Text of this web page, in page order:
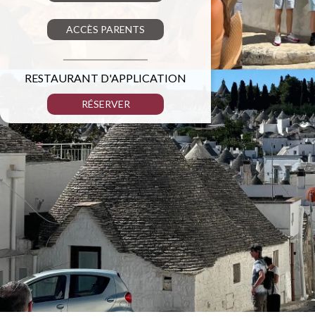
ACCÈS PARENTS
RESTAURANT D'APPLICATION
RÉSERVER